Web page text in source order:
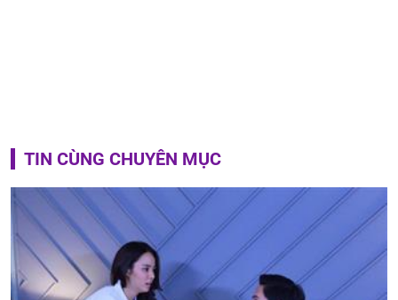
TIN CÙNG CHUYÊN MỤC